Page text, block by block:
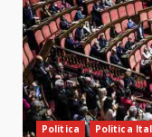
Politica Politica